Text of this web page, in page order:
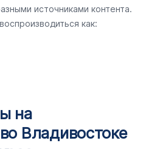
источниками контента.
как:
на
Владивостоке